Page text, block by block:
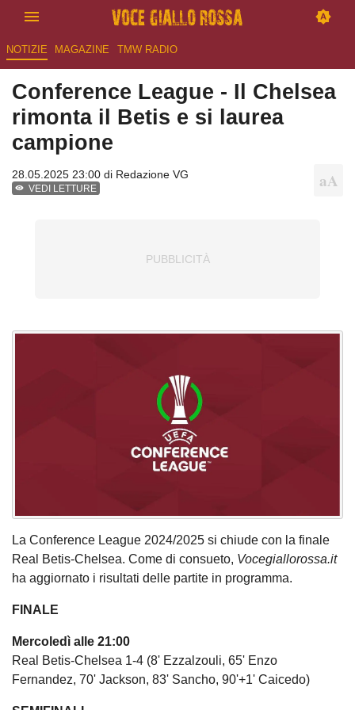
NOTIZIE MAGAZINE TMW RADIO
Conference League - Il Chelsea
rimonta il Betis e si laurea
campione
28.05.2025 23:00 di Redazione VG
VEDI LETTURE
La Conference League 2024/2025 si chiude con la finale
Real Betis-Chelsea. Come di consueto, Vocegiallorossa.it
ha aggiornato i risultati delle partite in programma.
FINALE
Mercoledì alle 21:00
Real Betis-Chelsea 1-4 (8' Ezzalzouli, 65' Enzo
Fernandez, 70' Jackson, 83' Sancho, 90'+1' Caicedo)